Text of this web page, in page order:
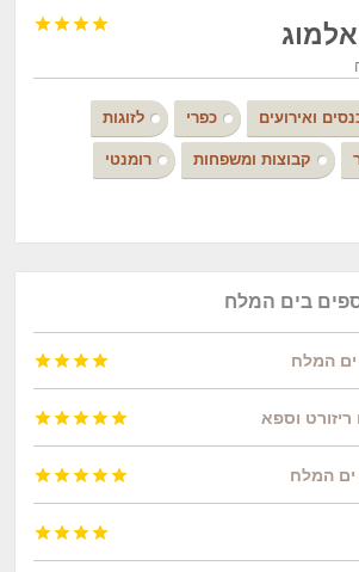




ואירועים כפרי לזוגות
קבוצות ומשפחות רומנטי
בים המלח
ים המלח 



ריזורט וספא 




ים המלח 







